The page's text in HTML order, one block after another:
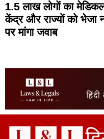
1.5 लाख लोगों का
केंद्र और राज्यों को भेजा
पर मांगा जवाब